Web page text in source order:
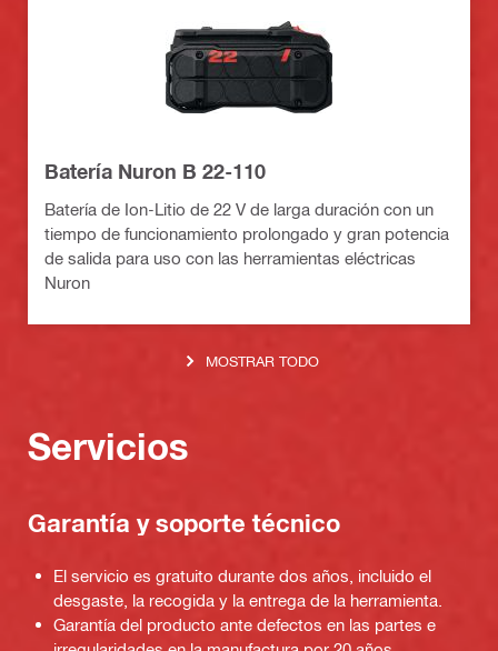
Batería Nuron B 22-110
Batería de Ion-Litio de 22 V de larga duración con un
tiempo de funcionamiento prolongado y gran potencia
de salida para uso con las herramientas eléctricas
Nuron
MOSTRAR TODO
Servicios
Garantía y soporte técnico
El servicio es gratuito durante dos años, incluido el
desgaste, la recogida y la entrega de la herramienta.
Garantía del producto ante defectos en las partes e